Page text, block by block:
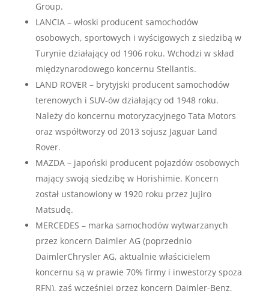
Group.
LANCIA – włoski producent samochodów
osobowych, sportowych i wyścigowych z siedzibą w
Turynie działający od 1906 roku. Wchodzi w skład
międzynarodowego koncernu Stellantis.
LAND ROVER – brytyjski producent samochodów
terenowych i SUV-ów działający od 1948 roku.
Należy do koncernu motoryzacyjnego Tata Motors
oraz współtworzy od 2013 sojusz Jaguar Land
Rover.
MAZDA – japoński producent pojazdów osobowych
mający swoją siedzibę w Horishimie. Koncern
został ustanowiony w 1920 roku przez Jujiro
Matsudę.
MERCEDES – marka samochodów wytwarzanych
przez koncern Daimler AG (poprzednio
DaimlerChrysler AG, aktualnie właścicielem
koncernu są w prawie 70% firmy i inwestorzy spoza
RFN), zaś wcześniej przez koncern Daimler-Benz,